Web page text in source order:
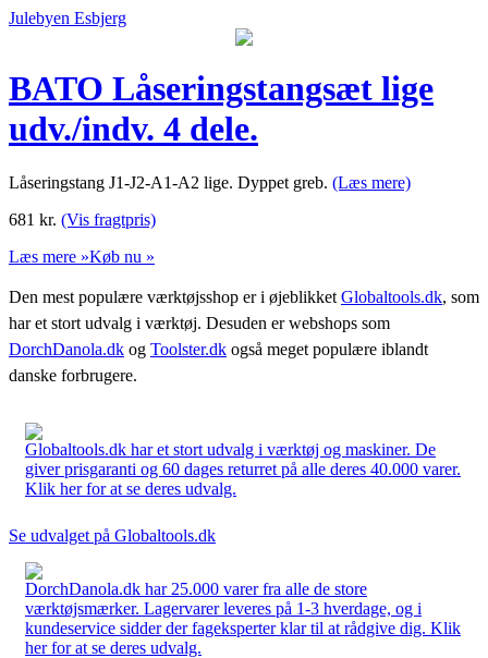
Julebyen Esbjerg
BATO Låseringstangsæt lige
udv./indv. 4 dele.
Låseringstang J1-J2-A1-A2 lige. Dyppet greb. (Læs mere)
681 kr. (Vis fragtpris)
Læs mere »Køb nu »
Den mest populære værktøjsshop er i øjeblikket Globaltools.dk, som
har et stort udvalg i værktøj. Desuden er webshops som
DorchDanola.dk og Toolster.dk også meget populære iblandt
danske forbrugere.
Globaltools.dk har et stort udvalg i værktøj og maskiner. De
giver prisgaranti og 60 dages returret på alle deres 40.000 varer.
Klik her for at se deres udvalg.
Se udvalget på Globaltools.dk
DorchDanola.dk har 25.000 varer fra alle de store
værktøjsmærker. Lagervarer leveres på 1-3 hverdage, og i
kundeservice sidder der fageksperter klar til at rådgive dig. Klik
her for at se deres udvalg.